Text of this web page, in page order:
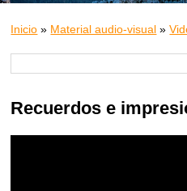
Inicio » Material audio-visual »
Recuerdos e